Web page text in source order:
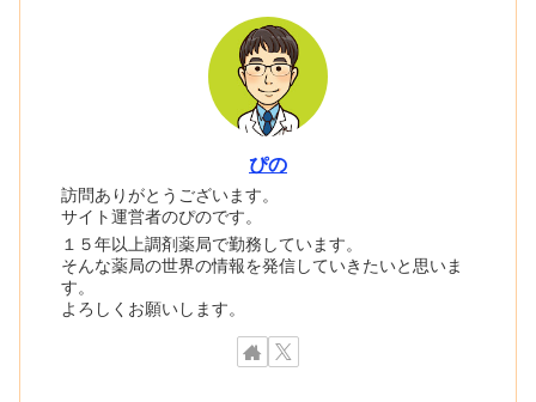
ぴの
訪問ありがとうございます。
サイト運営者のぴのです。
１５年以上調剤薬局で勤務しています。
そんな薬局の世界の情報を発信していきたいと思いま
す。
よろしくお願いします。